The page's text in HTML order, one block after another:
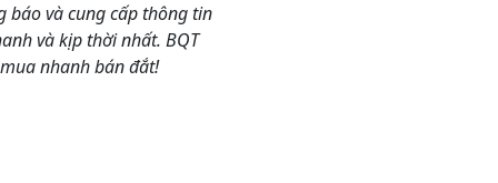
báo và cung cấp thông tin
và kịp thời nhất. BQT
nhanh bán đắt!